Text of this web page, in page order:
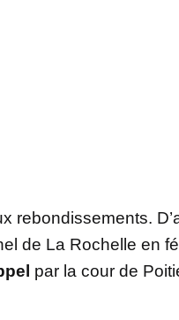
rebondissements.
de La Rochelle en
par la cour de